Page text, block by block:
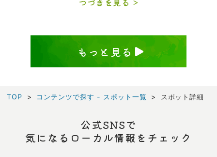
つづきを見る
もっと見る
TOP コンテンツで探す - スポット一覧 スポット詳細
公式SNSで
気になるローカル情報をチェック